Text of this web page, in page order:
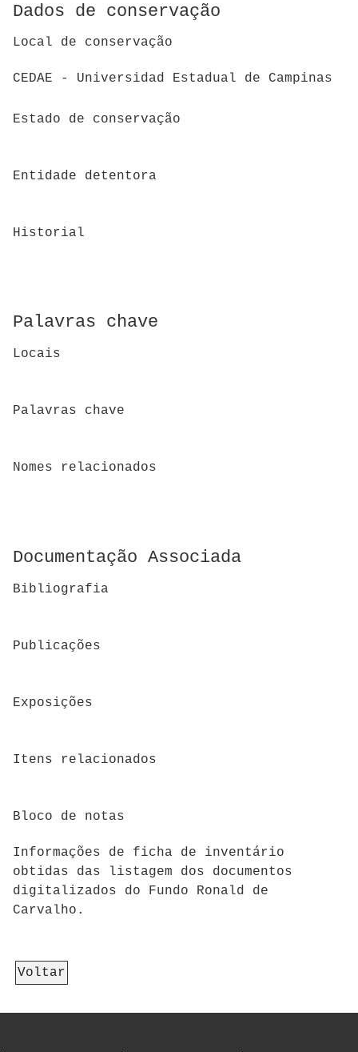
Dados de conservação
Local de conservação
CEDAE - Universidad Estadual de Campinas
Estado de conservação
Entidade detentora
Historial
Palavras chave
Locais
Palavras chave
Nomes relacionados
Documentação Associada
Bibliografia
Publicações
Exposições
Itens relacionados
Bloco de notas
Informações de ficha de inventário
obtidas das listagem dos documentos
digitalizados do Fundo Ronald de
Carvalho.
Voltar